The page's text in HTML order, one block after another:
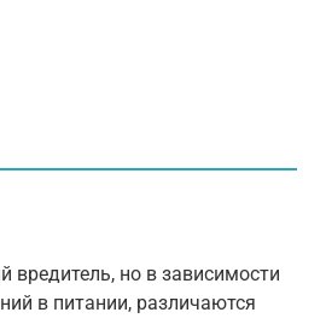
вредитель, но в зависимости
в питании, различаются